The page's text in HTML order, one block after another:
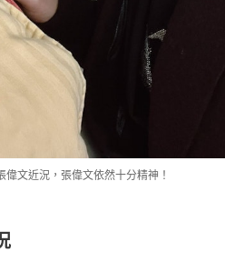
文近況，張偉文依然十分精神！